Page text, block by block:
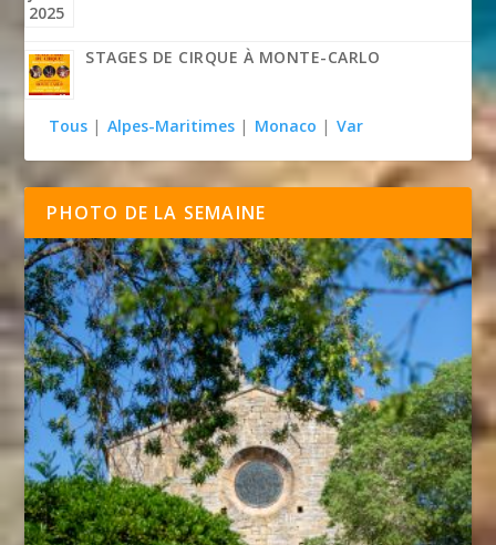
STAGES DE CIRQUE À MONTE-CARLO
Tous | Alpes-Maritimes | Monaco | Var
PHOTO DE LA SEMAINE